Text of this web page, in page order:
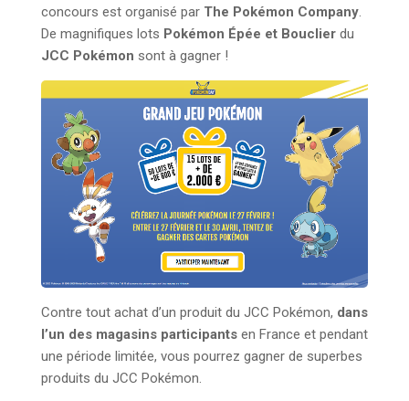
concours est organisé par The Pokémon Company.
De magnifiques lots Pokémon Épée et Bouclier du
JCC Pokémon sont à gagner !
Contre tout achat d’un produit du JCC Pokémon, dans
l’un des magasins participants en France et pendant
une période limitée, vous pourrez gagner de superbes
produits du JCC Pokémon.